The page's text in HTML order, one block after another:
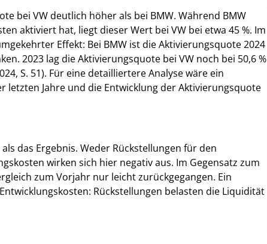
bei VW deutlich höher als bei BMW. Während BMW
aktiviert hat, liegt dieser Wert bei VW bei etwa 45 %. Im
Effekt: Bei BMW ist die Aktivierungsquote 2024
2023 lag die Aktivierungsquote bei VW noch bei 50,6 %
S. 51). Für eine detailliertere Analyse wäre ein
letzten Jahre und die Entwicklung der Aktivierungsquote
das Ergebnis. Weder Rückstellungen für den
wirken sich hier negativ aus. Im Gegensatz zum
zum Vorjahr nur leicht zurückgegangen. Ein
Rückstellungen belasten die Liquidität